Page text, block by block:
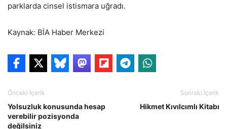
parklarda cinsel istismara uğradı.
Kaynak: BİA Haber Merkezi
Önceki İçerik
Yolsuzluk konusunda hesap
verebilir pozisyonda
değilsiniz
Sonraki İçerik
Hikmet Kıvılcımlı Kitabı